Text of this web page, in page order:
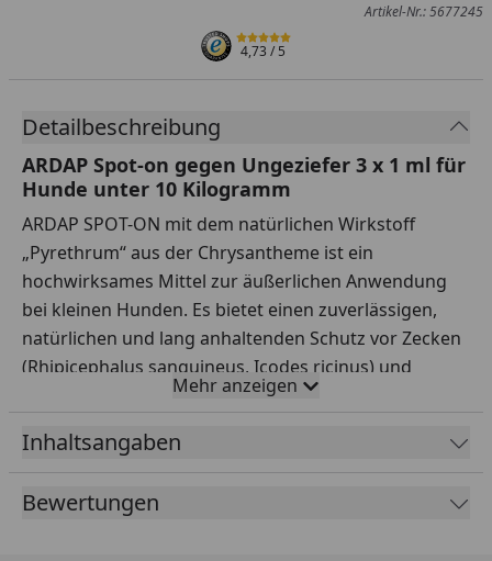
Artikel-Nr.: 5677245
4,73/ 5
Detailbeschreibung
ARDAP Spot-on gegen Ungeziefer 3 x 1 ml für
Hunde unter 10 Kilogramm
ARDAP SPOT-ON mit dem natürlichen Wirkstoff
„Pyrethrum“ aus der Chrysantheme ist ein
hochwirksames Mittel zur äußerlichen Anwendung
bei kleinen Hunden. Es bietet einen zuverlässigen,
natürlichen und lang anhaltenden Schutz vor Zecken
(Rhipicephalus sanguineus, Icodes ricinus) und
Flöhen (Ctenocephalides felis, Ctenocephalides canis).
hochwirksames Mittel gegen Zecken und Flöhe
Floh- und Zeckenschutz bis zu 12 Wochen
mit dem natürlichen Wirkstoff Pyrethrum aus der
Mehr anzeigen
Inhaltsangaben
Bewertungen